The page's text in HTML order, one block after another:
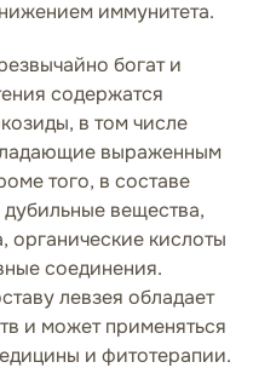
иммунитета.
богат и
содержатся
в том числе
выраженным
того, в составе
вещества,
кислоты
соединения.
левзея обладает
и может применяться
и фитотерапии.